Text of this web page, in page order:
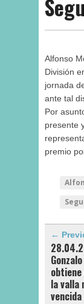
Alfonso
División
jornada
ante tal
Por
presente
premio
←
la valla
vencida